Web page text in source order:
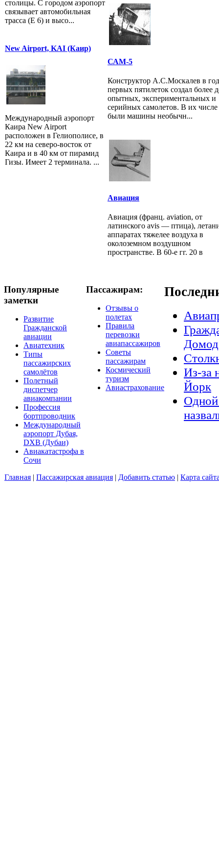
столицы. С городом аэропорт
связывает автомобильная
трасса (E 6) и высо...
New Airport, KAI (Каир)
Международный аэропорт
Каира New Airport
расположен в Гелиополисе, в
22 км на северо-восток от
Каира и в 40 км от пирамид
Гизы. Имеет 2 терминала. ...
САМ-5
Конструктор А.С.Москалев в
первых пятилеток создал более
опытных, экспериментальных и
серийных самолетов. В их числе
были машины необычн...
Авиация
Авиация (франц. aviation, от
латинского avis — птица),
аппаратах тяжелее воздуха в
околоземном воздушном
пространстве. В 60-е гг. 20 в
Популярные
заметки
Развитие
Гражданской
авиации
Авиатехник
Типы
пассажирских
самолётов
Полетный
диспетчер
авиакомпании
Профессия
бортпроводник
Международный
аэропорт Дубая,
DXB (Дубаи)
Авиакатастрофа в
Сочи
Пассажирам:
Отзывы о
полетах
Правила
перевозки
авиапассажиров
Советы
пассажирам
Космический
туризм
Авиастрахование
Из-за
Йорк
Одной
Главная | Пассажирская авиация | Добавить статью | Карта